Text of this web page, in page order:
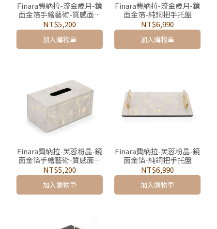
Finara費納拉-流金歲月-鏡
面金箔手繪藝術-質感面紙
盒
NT$5,200
加入購物車
Finara費納拉-流金歲月-鏡
面金箔-純銅把手托盤
NT$6,990
加入購物車
Finara費納拉-芙蓉粉晶-鏡
面金箔手繪藝術-質感面紙
盒
NT$5,200
加入購物車
Finara費納拉-芙蓉粉晶-鏡
面金箔-純銅把手托盤
NT$6,990
加入購物車